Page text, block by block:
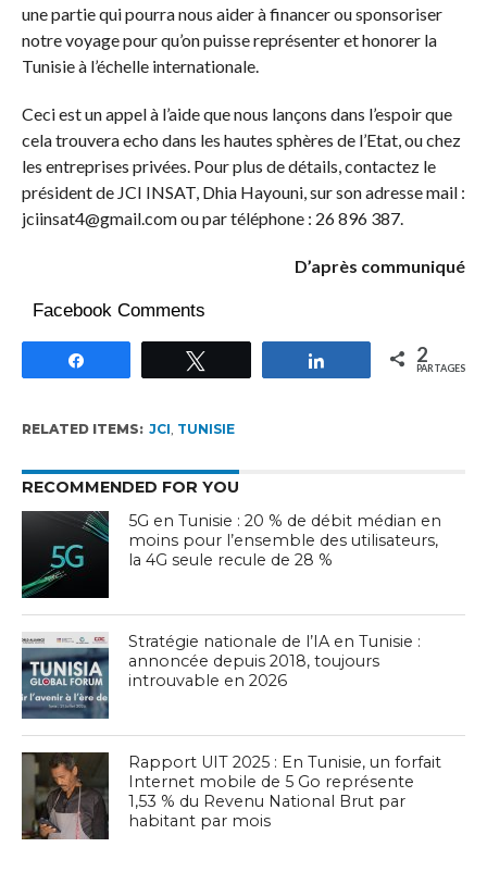
une partie qui pourra nous aider à financer ou sponsoriser
notre voyage pour qu’on puisse représenter et honorer la
Tunisie à l’échelle internationale.
Ceci est un appel à l’aide que nous lançons dans l’espoir que
cela trouvera echo dans les hautes sphères de l’Etat, ou chez
les entreprises privées. Pour plus de détails, contactez le
président de JCI INSAT, Dhia Hayouni, sur son adresse mail :
jciinsat4@gmail.com ou par téléphone : 26 896 387.
D’après communiqué
Facebook Comments
Partagez 2
PARTAGES
RELATED ITEMS: JCI TUNISIE
RECOMMENDED FOR YOU
5G en Tunisie : 20 % de débit médian en
moins pour l’ensemble des utilisateurs,
la 4G seule recule de 28 %
Stratégie nationale de l’IA en Tunisie :
annoncée depuis 2018, toujours
introuvable en 2026
Rapport UIT 2025 : En Tunisie, un forfait
Internet mobile de 5 Go représente
1,53 % du Revenu National Brut par
habitant par mois